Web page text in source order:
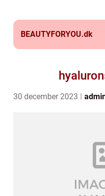
BEAUTYFORYOU.dk
30 december 2023